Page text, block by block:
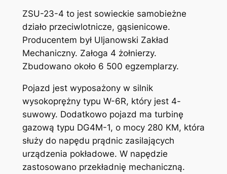
ZSU-23-4 to jest sowieckie samobieżne
działo przeciwlotnicze, gąsienicowe.
Producentem był Uljanowski Zakład
Mechaniczny. Załoga 4 żołnierzy.
Zbudowano około 6 500 egzemplarzy.
Pojazd jest wyposażony w silnik
wysokoprężny typu W-6R, który jest 4-
suwowy. Dodatkowo pojazd ma turbinę
gazową typu DG4M-1, o mocy 280 KM, która
służy do napędu prądnic zasilających
urządzenia pokładowe. W napędzie
zastosowano przekładnię mechaniczną.